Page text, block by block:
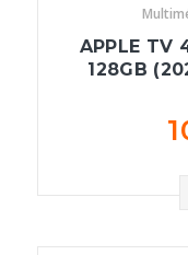
APPLE TV
128GB